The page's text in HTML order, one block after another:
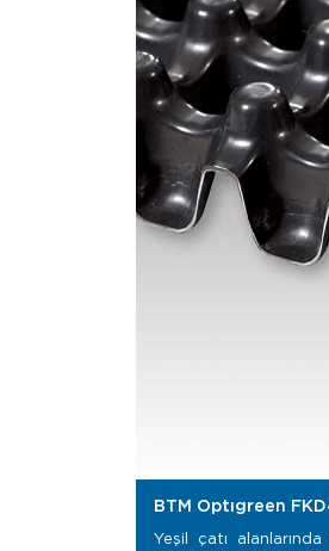
BTM Optıgreen
Yeşil çatı